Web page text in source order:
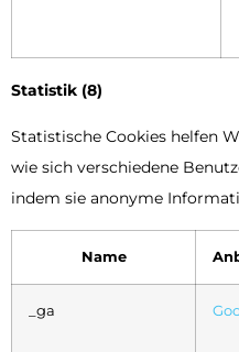
Statistik (8)
Statistische Cookies helfen
wie sich verschiedene
indem sie anonyme
Name
_ga